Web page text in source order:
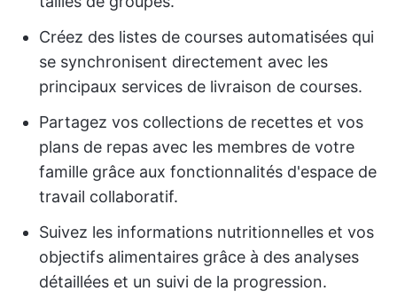
Créez des listes de courses automatisées qui
se synchronisent directement avec les
principaux services de livraison de courses.
Partagez vos collections de recettes et vos
plans de repas avec les membres de votre
famille grâce aux fonctionnalités d'espace de
travail collaboratif.
Suivez les informations nutritionnelles et vos
objectifs alimentaires grâce à des analyses
détaillées et un suivi de la progression.